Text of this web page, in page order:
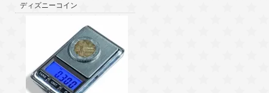
ディズニーコイン